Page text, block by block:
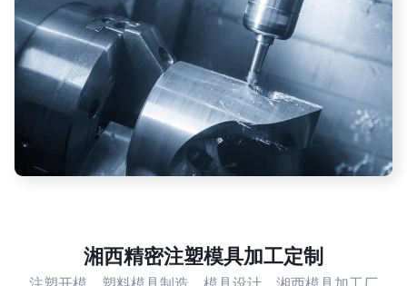
湘西精密注塑模具加工定制